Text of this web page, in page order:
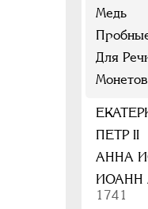
Медь
Для
ПЕТР II
АННА
ИОАНН
1741